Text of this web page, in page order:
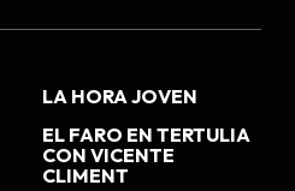
LA HORA JOVEN
EL FARO EN TERTULIA
CON VICENTE
CLIMENT